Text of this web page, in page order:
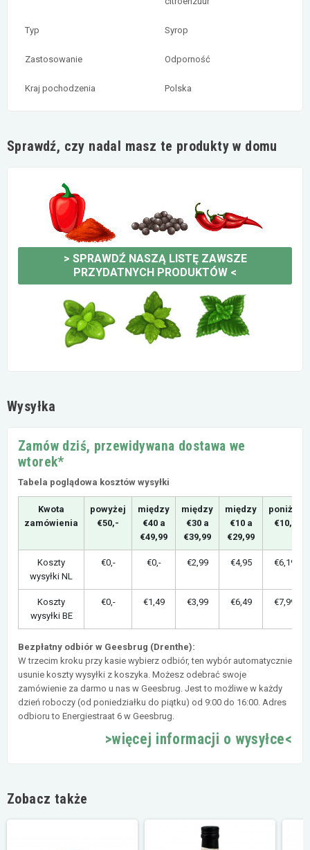
Typ Syrop
Zastosowanie Odporność
Kraj pochodzenia Polska
Sprawdź, czy nadal masz te produkty w domu
> SPRAWDŹ NASZĄ LISTĘ ZAWSZE
PRZYDATNYCH PRODUKTÓW <
Wysyłka
Zamów dziś, przewidywana dostawa we
wtorek*
Tabela poglądowa kosztów wysyłki
Kwota
zamówienia
powyżej
€50,-
między
€40 a
€49,99
między
€30 a
€39,99
między
€10 a
€29,99
poniżej
€10,-
Koszty
wysyłki NL
€0,- €0,- €2,99 €4,95 €6,19
Koszty
wysyłki BE
€0,- €1,49 €3,99 €6,49 €7,99
Bezpłatny odbiór w Geesbrug (Drenthe):
W trzecim kroku przy kasie wybierz odbiór, ten wybór automatycznie
usunie koszty wysyłki z koszyka. Możesz odebrać swoje
zamówienie za darmo u nas w Geesbrug. Jest to możliwe w każdy
dzień roboczy (od poniedziałku do piątku) od 9:00 do 16:00. Adres
odbioru to Energiestraat 6 w Geesbrug.
>więcej informacji o wysyłce<
Zobacz także